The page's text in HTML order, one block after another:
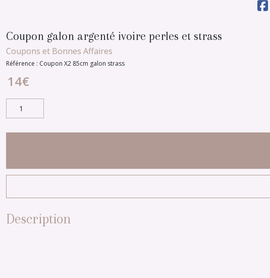
Coupon galon argenté ivoire perles et strass
Coupons et Bonnes Affaires
Référence : Coupon X2 85cm galon strass
14€
Description